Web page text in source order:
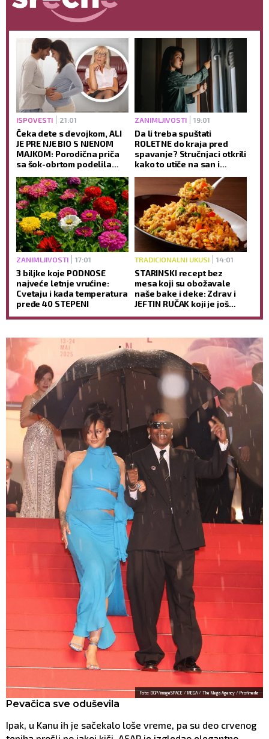
ISPOVESTI 21:01
Čeka dete s devojkom, ALI
JE PRE NJE BIO S NJENOM
MAJKOM: Porodična priča
sa šok-obrtom podelila
ZANIMLJIVOSTI 19:01
Da li treba spuštati
ROLETNE do kraja pred
spavanje? Stručnjaci otkrili
kako to utiče na san i
ZANIMLJIVOSTI 17:01
3 biljke koje PODNOSE
najveće letnje vrućine:
Cvetaju i kada temperatura
pređe 40 STEPENI
TRADICIONALNI UKUSI 14:01
STARINSKI recept bez
mesa koji su obožavale
naše bake i deke: Zdrav i
JEFTIN RUČAK koji je još
Foto: DGP/imageSPACE / MEGA / The Mega Agency / Profimedia
Pevačica sve oduševila
Ipak, u Kanu ih je sačekalo loše vreme, pa su deo crvenog